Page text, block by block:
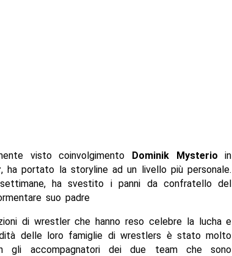
visto coinvolgimento Dominik Mysterioin
, ha portato la storyline ad un livello più personale.
ha svestito i panni da confratello del
suo padre
di wrestler che hanno reso celebre la lucha e
delle loro famiglie di wrestlers è stato molto
gli accompagnatori dei due team che sono